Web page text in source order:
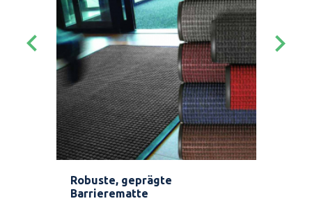
keyboard_arrow_left
Robuste, geprägte
Barrierematte
keyboard_arrow_right